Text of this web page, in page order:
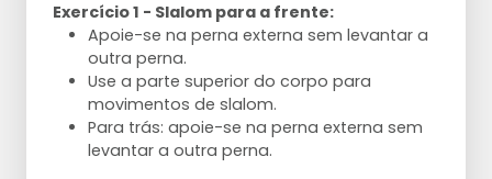
Exercício 1 - Slalom para a frente:
Apoie-se na perna externa sem levantar a
outra perna.
Use a parte superior do corpo para
movimentos de slalom.
Para trás: apoie-se na perna externa sem
levantar a outra perna.